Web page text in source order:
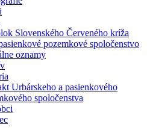
Slovenského Červeného kríža
pozemkové spoločenstvo
oznamy
Urbárskeho a pasienkového
spoločenstva